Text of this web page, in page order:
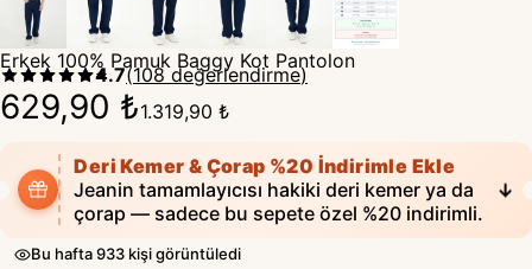
Erkek 100% Pamuk Baggy Kot Pantolon
4.7(108 değerlendirme)
629,90 ₺1.319,90 ₺
Deri Kemer & Çorap %20 İndirimle Ekle
Jeanin tamamlayıcısı hakiki deri kemer ya da
çorap — sadece bu sepete özel %20 indirimli.
↓
Bu hafta 933 kişi görüntüledi